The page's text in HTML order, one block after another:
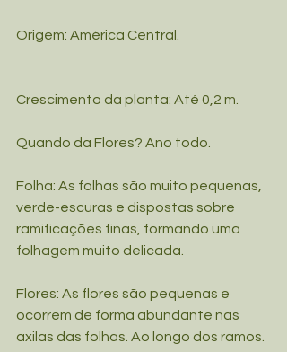
Origem: América Central.
Crescimento da planta: Até 0,2 m.
Quando da Flores? Ano todo.
Folha: As folhas são muito pequenas,
verde-escuras e dispostas sobre
ramificações finas, formando uma
folhagem muito delicada.
Flores: As flores são pequenas e
ocorrem de forma abundante nas
axilas das folhas. Ao longo dos ramos.